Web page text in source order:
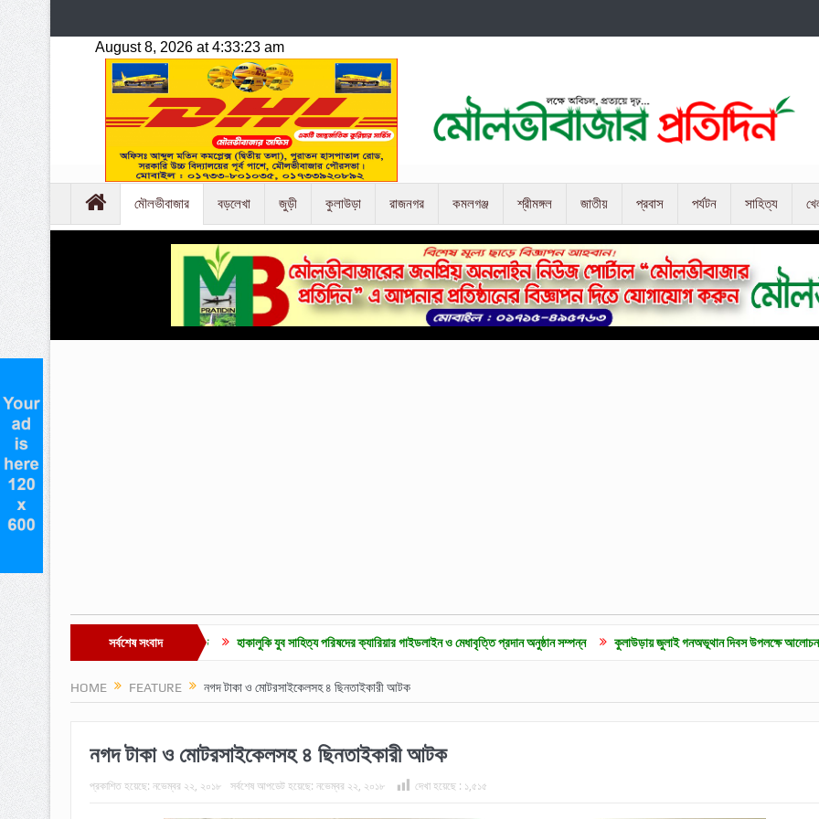
মৌলভীবাজার বড়লেখা জুড়ী কুলাউড়া রাজনগর কমলগঞ্জ শ্রীমঙ্গল জাতীয় প্রবাস পর্যটন সাহিত্য
সর্বশেষ সংবাদ
মজুরির দাবিতে সমাবেশ ও বিক্ষোভ হাকালুকি যুব সাহিত্য পরিষদের ক্যারিয়ার গাইডলাইন ও মেধাবৃত্তি প্রদান অনুষ্ঠান সম্পন্ন কুলাউড়ায় জুলাই গনঅভূথান দিবস উপলক্ষে আলোচনা সভা
HOME FEATURE নগদ টাকা ও মোটরসাইকেলসহ ৪ ছিনতাইকারী আটক
নগদ টাকা ও মোটরসাইকেলসহ ৪ ছিনতাইকারী আটক
প্রকাশিত হয়েছে: নভেম্বর ২২, ২০১৮ সর্বশেষ আপডেট হয়েছে: নভেম্বর ২২, ২০১৮ দেখা হয়েছে : ১,৫১৫